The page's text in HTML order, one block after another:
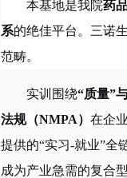
本基地是我院药
系的绝佳平台 。三诺
范畴。
实训围绕“质量”
法规（NMPA） 在企
提供的“实习-就业”全
成为产业急需的复合